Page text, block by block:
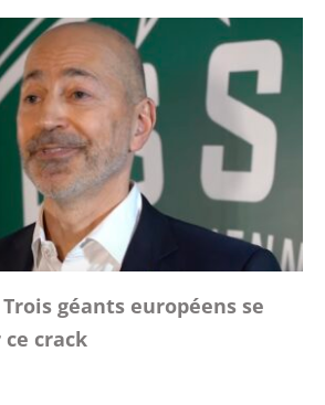
Trois géants européens se
crack